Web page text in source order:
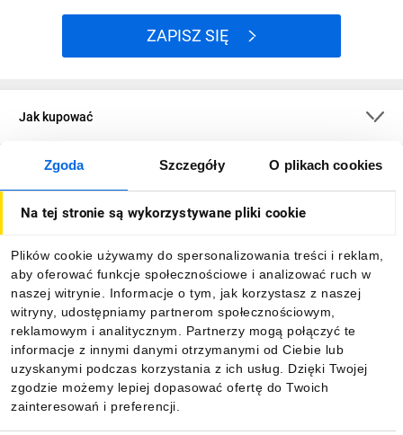
Zgoda Szczegóły O plikach cookies
Na tej stronie są wykorzystywane pliki cookie
Plików cookie używamy do spersonalizowania treści i reklam,
aby oferować funkcje społecznościowe i analizować ruch w
naszej witrynie. Informacje o tym, jak korzystasz z naszej
witryny, udostępniamy partnerom społecznościowym,
reklamowym i analitycznym. Partnerzy mogą połączyć te
informacje z innymi danymi otrzymanymi od Ciebie lub
uzyskanymi podczas korzystania z ich usług. Dzięki Twojej
zgodzie możemy lepiej dopasować ofertę do Twoich
zainteresowań i preferencji.
ZAPISZ SIĘ
Jak kupować
O firmie
Informacje
Pobierz naszą aplikację mobilną: